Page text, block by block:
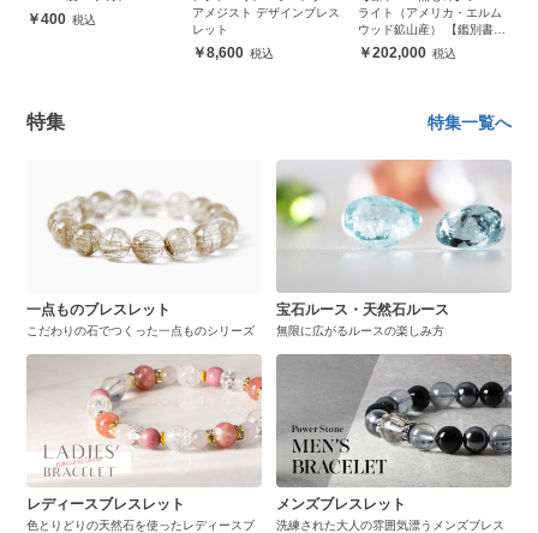
400
アメジスト デザインブレス
レット
8,600
ライト（アメリカ・エルム
ウッド鉱山産） 【鑑別書付
き】202,000
特集 特集一覧へ
一点ものブレスレット
こだわりの石でつくった一点ものシリーズ
宝石ルース・天然石ルース
無限に広がるルースの楽しみ方
レディースブレスレット
色とりどりの天然石を使ったレディースブ
メンズブレスレット
洗練された大人の雰囲気漂うメンズブレス